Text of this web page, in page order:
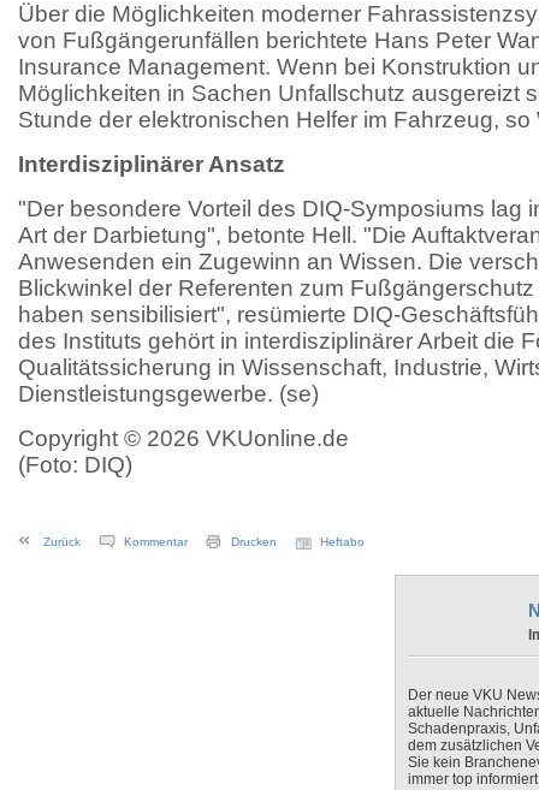
Über die Möglichkeiten moderner
von Fußgängerunfällen berichtete Hans Peter
Insurance Management. Wenn bei Konstruktion
Möglichkeiten in Sachen Unfallschutz ausgereizt
Stunde der elektronischen Helfer im Fahrzeug, so
Interdisziplinärer Ansatz
"Der besondere Vorteil des DIQ-Symposiums lag
Art der Darbietung", betonte Hell. "Die
Anwesenden ein Zugewinn an Wissen. Die
Blickwinkel der Referenten zum
haben sensibilisiert", resümierte DIQ-
des Instituts gehört in interdisziplinärer Arbeit die
Qualitätssicherung in Wissenschaft, Industrie,
Dienstleistungsgewerbe. (se)
Copyright © 2026 VKUonline.de
(Foto: DIQ)
Zurück Kommentar Drucken Heftabo
Der neue VKU
aktuelle
Schadenpraxis,
dem zusätzlichen
Sie kein
immer top